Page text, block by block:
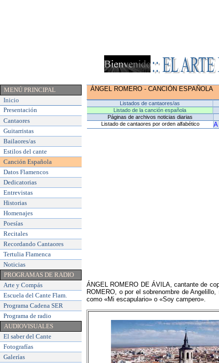
MENÚ PRINCIPAL
Inicio
Presentación
Cantaores
Guitarristas
Bailaores/as
Estilos del cante
Canción Española
Datos Flamencos
Dedicatorias
Entrevistas
Historias
Homenajes
Poesías
Recitales
Recordando Cantaores
Tertulia Flamenca
Noticias
PROGRAMAS DE RADIO
Arte y Compás
Escuela del Cante Flam.
Programa Cadena SER
Programa de radio
AUDIOVISUALES
El saber del Cante
Fotografías
Galerías
ÁNGEL ROMERO -CANCIÓN ESPAÑOLA
Listados de cantaores/as
Listado de la canción española
Páginas de archivos noticias diarias
Listado de cantaores por orden alfabético
A
ÁNGEL ROMERO DE ÁVILA, cantante de
ROMERO, o por el sobrenombre de
como «Mi escapulario» o «Soy campero».